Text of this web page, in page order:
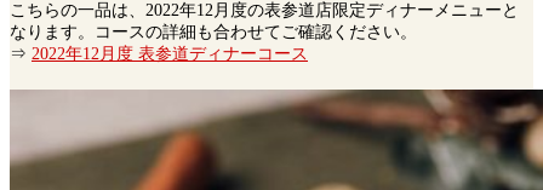
こちらの一品は、2022年12月度の表参道店限定ディナーメニューと
なります。コースの詳細も合わせてご確認ください。
⇒ 2022年12月度 表参道ディナーコース